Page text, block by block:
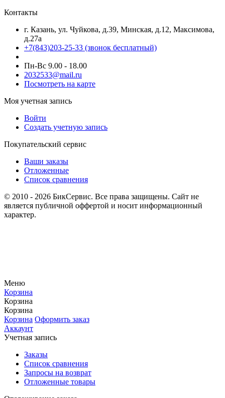
Контакты
г. Казань, ул. Чуйкова, д.39, Минская, д.12, Максимова,
д.27а
+7(843)203-25-33 (звонок бесплатный)
Пн-Вс 9.00 - 18.00
2032533@mail.ru
Посмотреть на карте
Моя учетная запись
Войти
Создать учетную запись
Покупательский сервис
Ваши заказы
Отложенные
Список сравнения
© 2010 - 2026 БикСервис. Все права защищены. Сайт не
является публичной оффертой и носит информационный
характер.
Меню
Корзина
Корзина
Корзина
Корзина Оформить заказ
Аккаунт
Учетная запись
Заказы
Список сравнения
Запросы на возврат
Отложенные товары